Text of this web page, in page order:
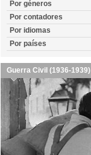
Por géneros
Por contadores
Por idiomas
Por países
Guerra Civil (1936-1939)